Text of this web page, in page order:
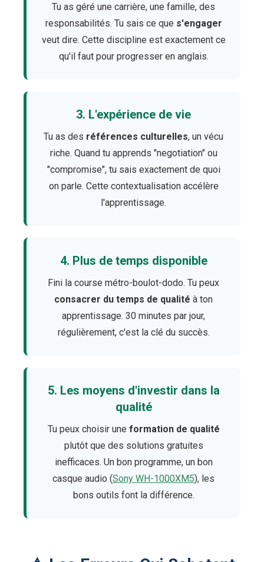
Tu as géré une carrière, une famille, des
responsabilités. Tu sais ce que s'engager
veut dire. Cette discipline est exactement ce
qu'il faut pour progresser en anglais.
3. L'expérience de vie
Tu as des références culturelles, un vécu
riche. Quand tu apprends "negotiation" ou
"compromise", tu sais exactement de quoi
on parle. Cette contextualisation accélère
l'apprentissage.
4. Plus de temps disponible
Fini la course métro-boulot-dodo. Tu peux
consacrer du temps de qualité à ton
apprentissage. 30 minutes par jour,
régulièrement, c'est la clé du succès.
5. Les moyens d'investir dans la
qualité
Tu peux choisir une formation de qualité
plutôt que des solutions gratuites
inefficaces. Un bon programme, un bon
casque audio (Sony WH-1000XM5), les
bons outils font la différence.